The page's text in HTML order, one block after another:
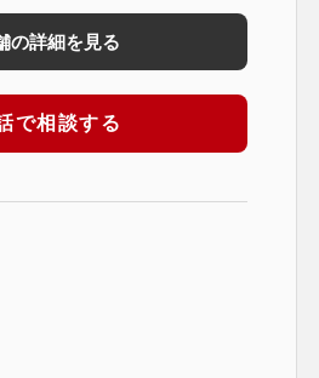
の詳細を見る
で相談する